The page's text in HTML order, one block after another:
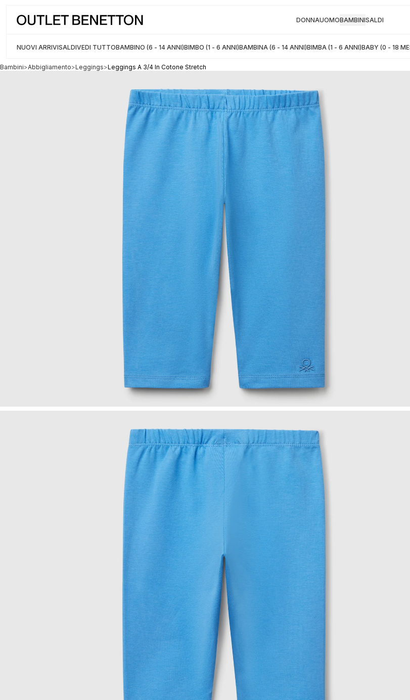
DONNAUOMOBAMBINISALDI
NUOVI ARRIVISALDIVEDI TUTTOBAMBINO (6 - 14 ANNI)BIMBO (1 - 6 ANNI)BAMBINA (6 - 14 ANNI)BIMBA (1 - 6 ANNI)BABY (0 - 18
Bambini>Abbigliamento>Leggings>Leggings A 3/4 In Cotone Stretch